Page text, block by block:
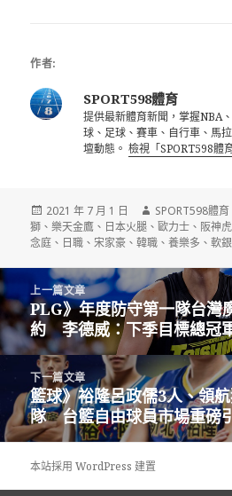
作者:
SPORT598體育
提供最新體育新聞，掌握NBA
球、足球、賽車、自行車、馬
壇動態。檢視「SPORT598體
發
佈
日
2021 年 7 月 1 日
作
者
SPORT598體育
獅 、樂天金鷹 、 日本火腿 、歐力士 、 阪神虎
念庭 、 日職 、宋家豪 、韓職 、養樂多 、軟
文
章
導
覽
上一篇文章
上
一
篇
文
章:
PLG》年度防守第一隊台灣
約 李德威：下季目標總冠
下一篇文章
下
一
篇
文
籃球》裕隆呂政儒3人、領
隊 台籃自由球員市場重磅
本站採用 WordPress 建置